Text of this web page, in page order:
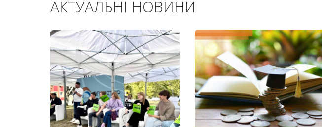
АКТУАЛЬНІ НОВИНИ